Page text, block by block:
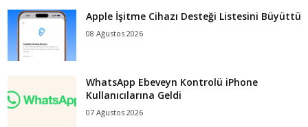
Apple İşitme Cihazı Desteği Listesini Büyüttü
08 Ağustos 2026
WhatsApp Ebeveyn Kontrolü iPhone
Kullanıcılarına Geldi
07 Ağustos 2026